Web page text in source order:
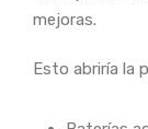
mejoras.
Esto abriría la